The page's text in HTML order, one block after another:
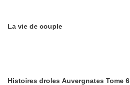
La vie de couple
Histoires droles Auvergnates Tome 6